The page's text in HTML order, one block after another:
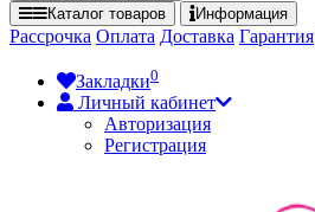
Каталог товаров Информация
Рассрочка Оплата Доставка Гарантия
Закладки0
Личный кабинет
Авторизация
Регистрация